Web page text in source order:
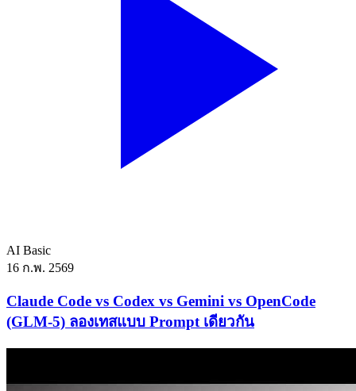
AI Basic
16 ก.พ. 2569
Claude Code vs Codex vs Gemini vs OpenCode
(GLM-5) ลองเทสแบบ Prompt เดียวกัน